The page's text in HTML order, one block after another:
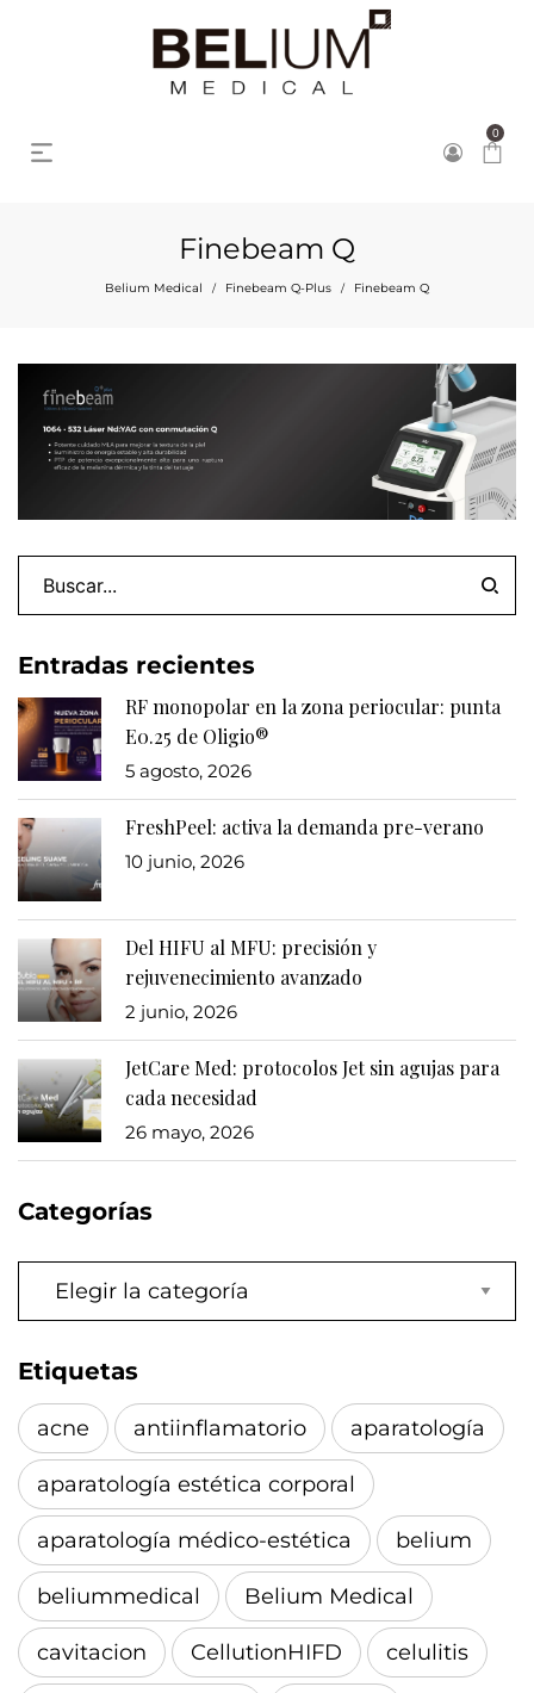
0
Finebeam Q
Belium Medical / Finebeam Q-Plus / Finebeam Q
Entradas recientes
RF monopolar en la zona periocular: punta
E0.25 de Oligio®
5 agosto, 2026
FreshPeel: activa la demanda pre-verano
10 junio, 2026
Del HIFU al MFU: precisión y
rejuvenecimiento avanzado
2 junio, 2026
JetCare Med: protocolos Jet sin agujas para
cada necesidad
26 mayo, 2026
Categorías
Categorías
Etiquetas
acne antiinflamatorio aparatología
aparatología estética corporal
aparatología médico-estética belium
beliummedical Belium Medical
cavitacion CellutionHIFD celulitis